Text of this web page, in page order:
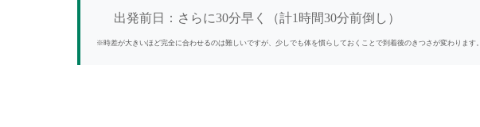
出発前日：さらに30分早く（計1時間30分前倒し）
※時差が大きいほど完全に合わせるのは難しいですが、少しでも体を慣らしておくことで到着後のきつさが変わります。